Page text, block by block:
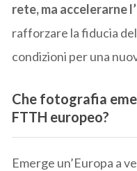
rete, ma accelerarne
rafforzare la fiducia
condizioni per una
Che fotografia
FTTH europeo?
Emerge un’Europa a